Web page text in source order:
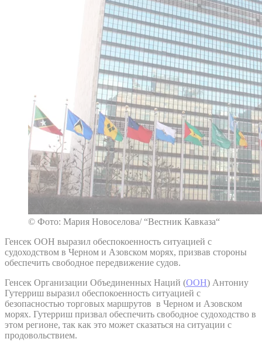
© Фото: Мария Новоселова/ “Вестник Кавказа“
Генсек ООН выразил обеспокоенность ситуацией с
судоходством в Черном и Азовском морях, призвав стороны
обеспечить свободное передвижение судов.
Генсек Организации Объединенных Наций (ООН) Антониу
Гутерриш выразил обеспокоенность ситуацией с
безопасностью торговых маршрутов в Черном и Азовском
морях. Гутерриш призвал обеспечить свободное судоходство в
этом регионе, так как это может сказаться на ситуации с
продовольствием.